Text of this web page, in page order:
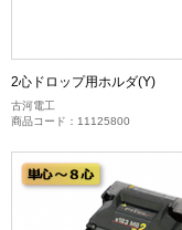
2心ドロップ用ホルダ(Y)
古河電工
商品コード：11125800